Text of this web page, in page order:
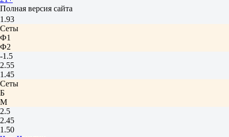
1.77
1.93
Сеты
Ф1
Ф2
-1.5
2.55
1.45
Сеты
Б
М
2.5
2.45
1.50
Полная версия сайта